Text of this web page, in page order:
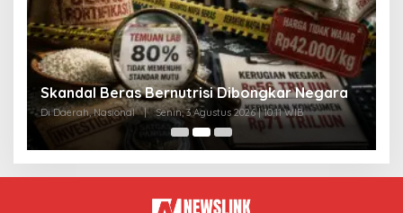
Skandal Beras Bernutrisi Dibongkar Negara
Di Daerah, Nasional | Senin, 3 Agustus 2026 | 10:11 WIB